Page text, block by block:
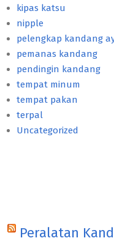
kipas katsu
nipple
pelengkap kandang
pemanas kandang
pendingin kandang
tempat minum
tempat pakan
terpal
Uncategorized
Peralatan